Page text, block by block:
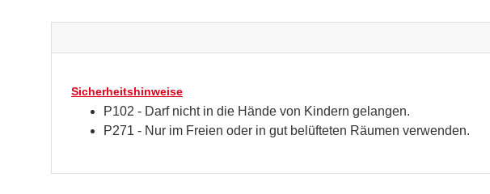
Sicherheitshinweise
P102 - Darf nicht in die Hände von Kindern gelangen.
P271 - Nur im Freien oder in gut belüfteten Räumen verwenden.